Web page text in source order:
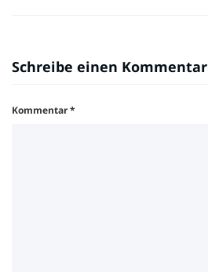
Schreibe einen Kommentar
Kommentar*